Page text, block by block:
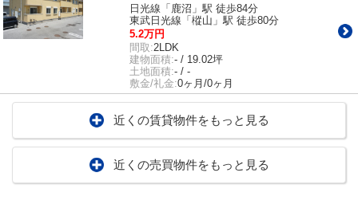
日光線「鹿沼」駅 徒歩84分
東武日光線「樅山」駅 徒歩80分
5.2万円
間取:2LDK
建物面積:- / 19.02坪
土地面積:- / -
敷金/礼金:0ヶ月/0ヶ月
近くの賃貸物件をもっと見る
近くの売買物件をもっと見る